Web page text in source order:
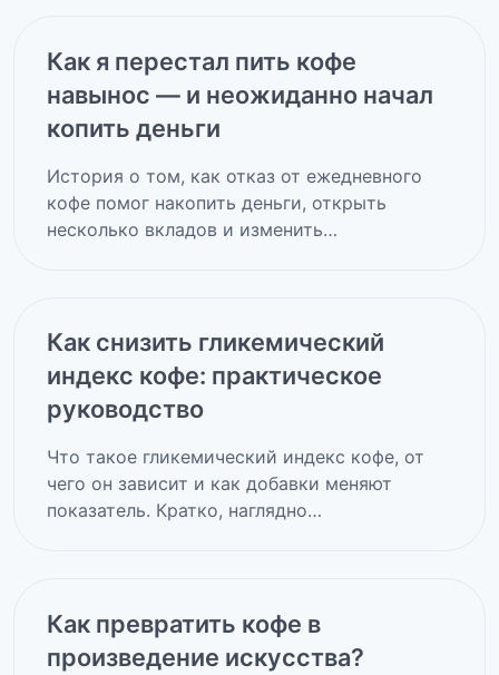
Как я перестал пить кофе
навынос — и неожиданно начал
копить деньги
История о том, как отказ от ежедневного
кофе помог накопить деньги, открыть
несколько вкладов и изменить…
Как снизить гликемический
индекс кофе: практическое
руководство
Что такое гликемический индекс кофе, от
чего он зависит и как добавки меняют
показатель. Кратко, наглядно…
Как превратить кофе в
произведение искусства?